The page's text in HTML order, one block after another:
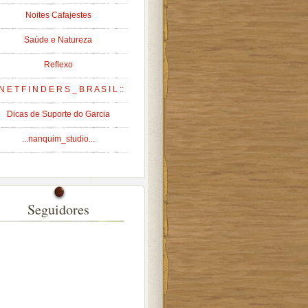
Noites Cafajestes
Saúde e Natureza
Reflexo
E T F I N D E R S _ B R A S I L ::
Dicas de Suporte do Garcia
...nanquim_studio...
Seguidores